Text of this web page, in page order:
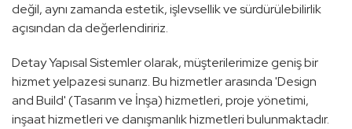
değil, aynı zamanda estetik, işlevsellik ve sürdürülebilirlik
açısından da değerlendiririz.
Detay Yapısal Sistemler olarak, müşterilerimize geniş bir
hizmet yelpazesi sunarız. Bu hizmetler arasında 'Design
and Build' (Tasarım ve İnşa) hizmetleri, proje yönetimi,
inşaat hizmetleri ve danışmanlık hizmetleri bulunmaktadır.